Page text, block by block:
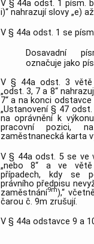
V § 44a odst. 1 písm.
i)“ nahrazují slovy „e) až
V § 44a odst. 1 se
Dosavadní
označuje jako
V § 44a odst. 3 větě
„odst. 3, 7 a 8“
7“ a na konci
„Ustanovení § 47
na oprávnění k
pracovní pozici,
zaměstnanecká karta
V § 44a odst. 5 se ve
„nebo 8“ a ve
případech, kdy se
právního předpisu
zaměstnání9m),“
čarou č. 9m zrušují.
V § 44a odstavce 9 a